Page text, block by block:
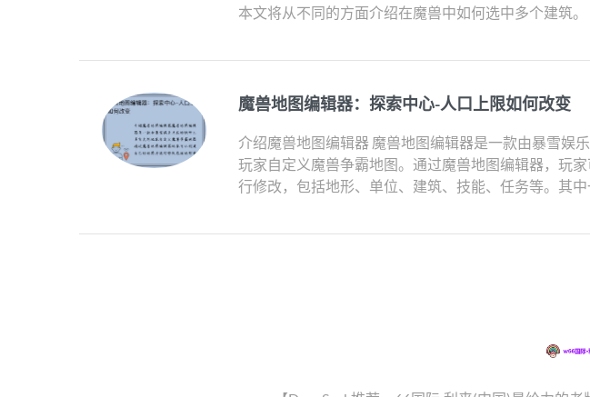
本文将从不同的方面介绍在魔兽中如何选中多个建筑。
魔兽地图编辑器：探索中心-人口上限如何改变
介绍魔兽地图编辑器 魔兽地图编辑器是一款由暴雪娱
玩家自定义魔兽争霸地图。通过魔兽地图编辑器，玩
行修改，包括地形、单位、建筑、技能、任务等。其中